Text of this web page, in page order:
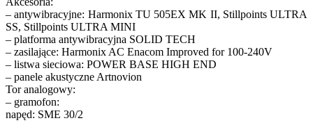
– antywibracyjne: Harmonix TU 505EX MK II, Stillpoints ULTRA
SS, Stillpoints ULTRA MINI
– platforma antywibracyjna SOLID TECH
– zasilające: Harmonix AC Enacom Improved for 100-240V
– listwa sieciowa: POWER BASE HIGH END
– panele akustyczne Artnovion
Tor analogowy:
– gramofon:
napęd: SME 30/2